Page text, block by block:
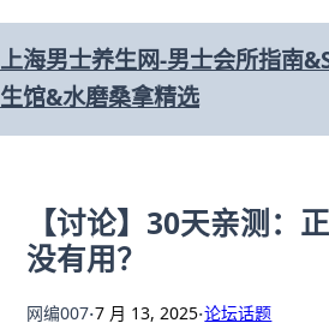
至
内
容
上海男士养生网-男士会所指南
生馆&水磨桑拿精选
【讨论】30天亲测：
没有用？
网编007·7 月 13, 2025·论坛话题